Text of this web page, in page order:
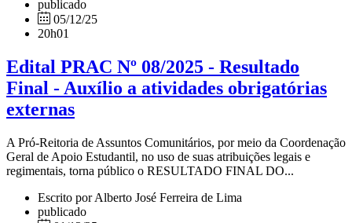
publicado
05/12/25
20h01
Edital PRAC Nº 08/2025 - Resultado
Final - Auxílio a atividades obrigatórias
externas
A Pró-Reitoria de Assuntos Comunitários, por meio da Coordenação
Geral de Apoio Estudantil, no uso de suas atribuições legais e
regimentais, torna público o RESULTADO FINAL DO...
Escrito por Alberto José Ferreira de Lima
publicado